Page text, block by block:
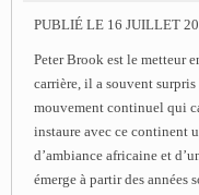
PUBLIÉ LE 16 JUILLET
Peter Brook est le metteur
carrière, il a souvent
mouvement continuel qui
instaure avec ce continent
d’ambiance africaine et
émerge à partir des